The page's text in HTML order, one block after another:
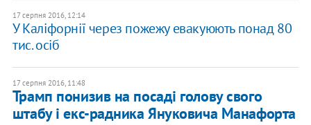
17 серпня 2016, 12:14
У Каліфорнії через пожежу евакуюють понад 80
тис. осіб
17 серпня 2016, 11:48
Трамп понизив на посаді голову свого
штабу і екс-радника Януковича Манафорта